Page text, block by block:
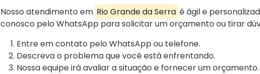
Nosso atendimento em Rio Grande da Serra é ágil e
conosco pelo WhatsApp para solicitar um orçamento ou tirar
Entre em contato pelo WhatsApp ou telefone.
Descreva o problema que você está enfrentando.
Nossa equipe irá avaliar a situação e fornecer um orçamento.